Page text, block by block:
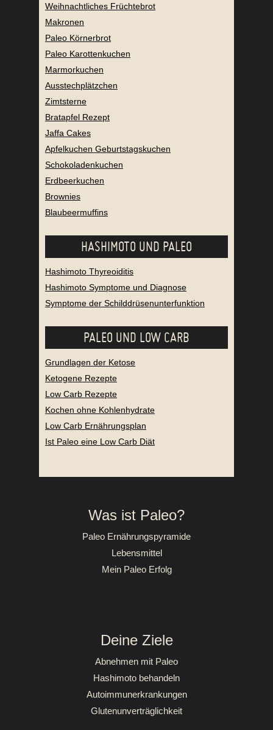
Weihnachtliches Früchtebrot
Makronen
Paleo Körnerbrot
Paleo Karottenkuchen
Marmorkuchen
Ausstechplätzchen
Zimtsterne
Bratapfel Rezept
Jaffa Cakes
Apfelkuchen Geburtstagskuchen
Schokoladenkuchen
Erdbeerkuchen
Brownies
Blaubeermuffins
HASHIMOTO UND PALEO
Hashimoto Thyreoiditis
Hashimoto Symptome und Diagnose
Symptome der Schilddrüsenunterfunktion
PALEO UND LOW CARB
Grundlagen der Ketose
Ketogene Rezepte
Low Carb Rezepte
Kochen ohne Kohlenhydrate
Low Carb Ernährungsplan
Ist Paleo eine Low Carb Diät
Was ist Paleo?
Paleo Ernährungspyramide
Lebensmittel
Mein Paleo Erfolg
Deine Ziele
Abnehmen mit Paleo
Hashimoto behandeln
Autoimmunerkrankungen
Glutenunverträglichkeit